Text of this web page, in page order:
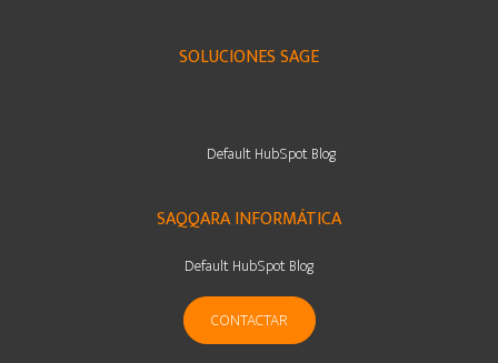
SOLUCIONES SAGE
Default HubSpot Blog
SAQQARA INFORMÁTICA
Default HubSpot Blog
CONTACTAR